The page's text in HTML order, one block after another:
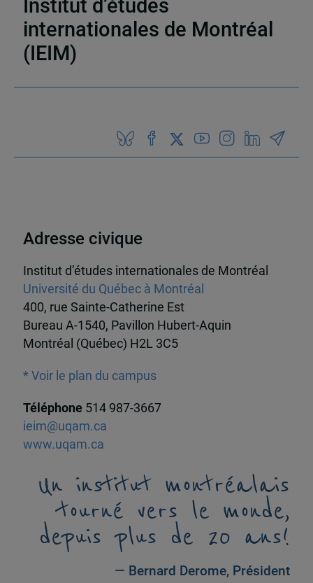
Institut d’études
internationales de Montréal
(IEIM)
Adresse civique
Institut d’études internationales de Montréal
Université du Québec à Montréal
400, rue Sainte-Catherine Est
Bureau A-1540, Pavillon Hubert-Aquin
Montréal (Québec) H2L 3C5
* Voir le plan du campus
Téléphone 514 987-3667
ieim@uqam.ca
www.uqam.ca
Un institut montréalais
tourné vers le monde,
depuis plus de 20 ans!
— Bernard Derome, Président